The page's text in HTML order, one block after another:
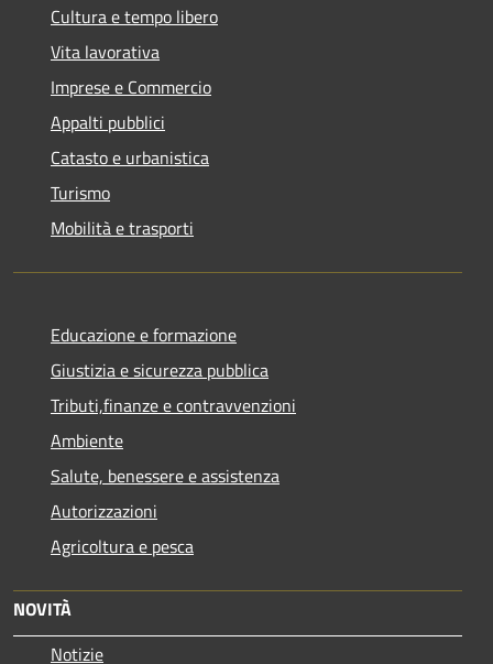
Cultura e tempo libero
Vita lavorativa
Imprese e Commercio
Appalti pubblici
Catasto e urbanistica
Turismo
Mobilità e trasporti
Educazione e formazione
Giustizia e sicurezza pubblica
Tributi,finanze e contravvenzioni
Ambiente
Salute, benessere e assistenza
Autorizzazioni
Agricoltura e pesca
NOVITÀ
Notizie